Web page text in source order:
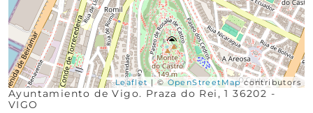
Leaflet | ©OpenStreetMapcontributors
Ayuntamiento de Vigo. Praza do Rei, 1 36202 -
VIGO